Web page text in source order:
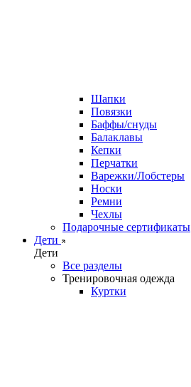
Шапки
Повязки
Баффы/снуды
Балаклавы
Кепки
Перчатки
Варежки/Лобстеры
Носки
Ремни
Чехлы
Подарочные сертификаты
Дети
Дети
Все разделы
Тренировочная одежда
Куртки